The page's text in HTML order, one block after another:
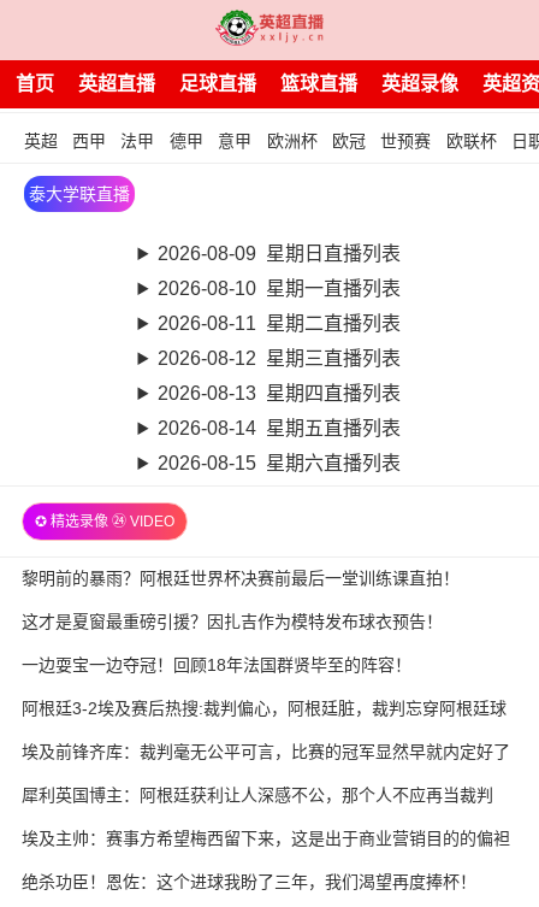
首页 英超直播 足球直播 篮球直播 英超录像 英超
英超 西甲 法甲 德甲 意甲 欧洲杯 欧冠 世预赛 欧联杯 日
泰大学联直播
2026-08-09 星期日直播列表
2026-08-10 星期一直播列表
2026-08-11 星期二直播列表
2026-08-12 星期三直播列表
2026-08-13 星期四直播列表
2026-08-14 星期五直播列表
2026-08-15 星期六直播列表
✪ 精选录像 ㉔ VIDEO
黎明前的暴雨？阿根廷世界杯决赛前最后一堂训练课直拍！
这才是夏窗最重磅引援？因扎吉作为模特发布球衣预告！
一边耍宝一边夺冠！回顾18年法国群贤毕至的阵容！
阿根廷3-2埃及赛后热搜:裁判偏心，阿根廷脏，裁判忘穿阿根廷球
衣
埃及前锋齐库：裁判毫无公平可言，比赛的冠军显然早就内定好了
犀利英国博主：阿根廷获利让人深感不公，那个人不应再当裁判
埃及主帅：赛事方希望梅西留下来，这是出于商业营销目的的偏袒
绝杀功臣！恩佐：这个进球我盼了三年，我们渴望再度捧杯！